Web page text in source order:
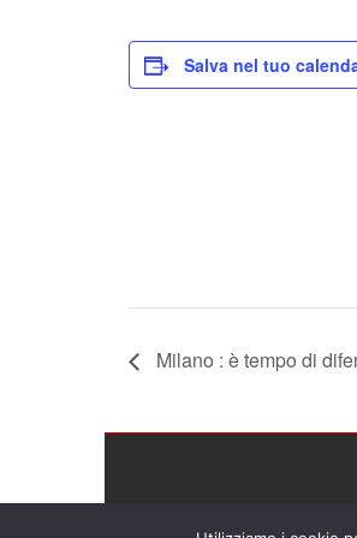
Salva nel tuo
Milano : è tempo di